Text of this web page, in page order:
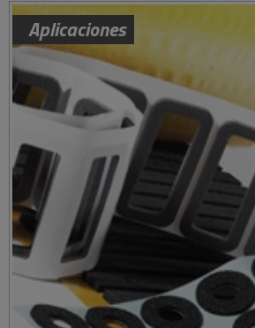
Aplicaciones